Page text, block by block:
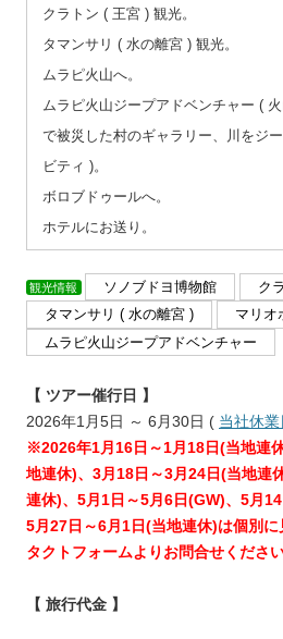
クラトン ( 王宮 ) 観光。
タマンサリ ( 水の離宮 ) 観光。
ムラピ火山へ。
ムラピ火山ジープアドベンチャー (
で被災した村のギャラリー、川をジ
ビティ )。
ボロブドゥールへ。
ホテルにお送り。
観光情報 ソノブドヨ博物館
ク
タマンサリ ( 水の離宮 )
マリオ
ムラピ火山ジープアドベンチャー
【 ツアー催行日 】
2026年1月5日 ～ 6月30日 ( 当社休業
※2026年1月16日～1月18日(当地連
地連休)、3月18日～3月24日(当地連
連休)、5月1日～5月6日(GW)、5月
5月27日～6月1日(当地連休)は個別
タクトフォームよりお問合せください
【 旅行代金 】